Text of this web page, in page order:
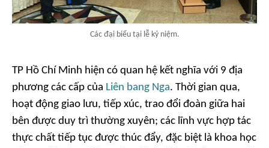
Các đại biểu tại lễ kỷ niệm.
TP Hồ Chí Minh hiện có quan hệ kết nghĩa với 9 địa
phương các cấp của Liên bang Nga. Thời gian qua,
hoạt động giao lưu, tiếp xúc, trao đổi đoàn giữa hai
bên được duy trì thường xuyên; các lĩnh vực hợp tác
thực chất tiếp tục được thúc đẩy, đặc biệt là khoa học